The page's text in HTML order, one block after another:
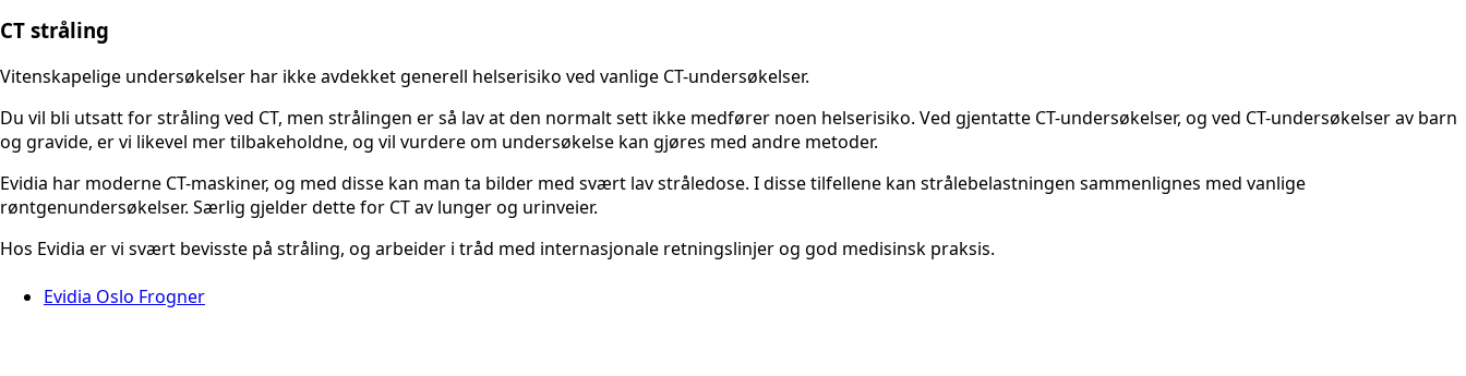
CT stråling
Vitenskapelige undersøkelser har ikke avdekket generell helserisiko ved vanlige CT-undersøkelser.
Du vil bli utsatt for stråling ved CT, men strålingen er så lav at den normalt sett ikke medfører noen helserisiko. Ved gjentatte CT-undersøkelser, og ved CT-undersøkelser av barn
og gravide, er vi likevel mer tilbakeholdne, og vil vurdere om undersøkelse kan gjøres med andre metoder.
Evidia har moderne CT-maskiner, og med disse kan man ta bilder med svært lav stråledose. I disse tilfellene kan strålebelastningen sammenlignes med vanlige
røntgenundersøkelser. Særlig gjelder dette for CT av lunger og urinveier.
Hos Evidia er vi svært bevisste på stråling, og arbeider i tråd med internasjonale retningslinjer og god medisinsk praksis.
Evidia Oslo Frogner